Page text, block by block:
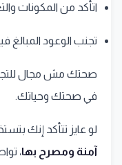
اتأكد من المكونات
تجنب الوعود المبالغ
صحتك مش مجال
في صحتك وحياتك.
لو عايز تتأكد إنك
آمنة ومصرح بها،